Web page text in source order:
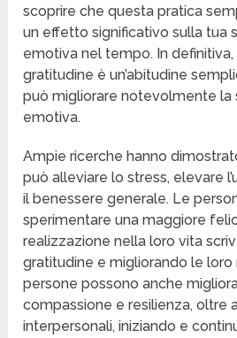
scoprire che questa pratica
un effetto significativo sulla tua
emotiva nel tempo. In definitiva,
gratitudine è un’abitudine
può migliorare notevolmente la
emotiva.
Ampie ricerche hanno
può alleviare lo stress, elevare
il benessere generale. Le
sperimentare una maggiore
realizzazione nella loro vita
gratitudine e migliorando le loro
persone possono anche
compassione e resilienza, oltre
interpersonali, iniziando e